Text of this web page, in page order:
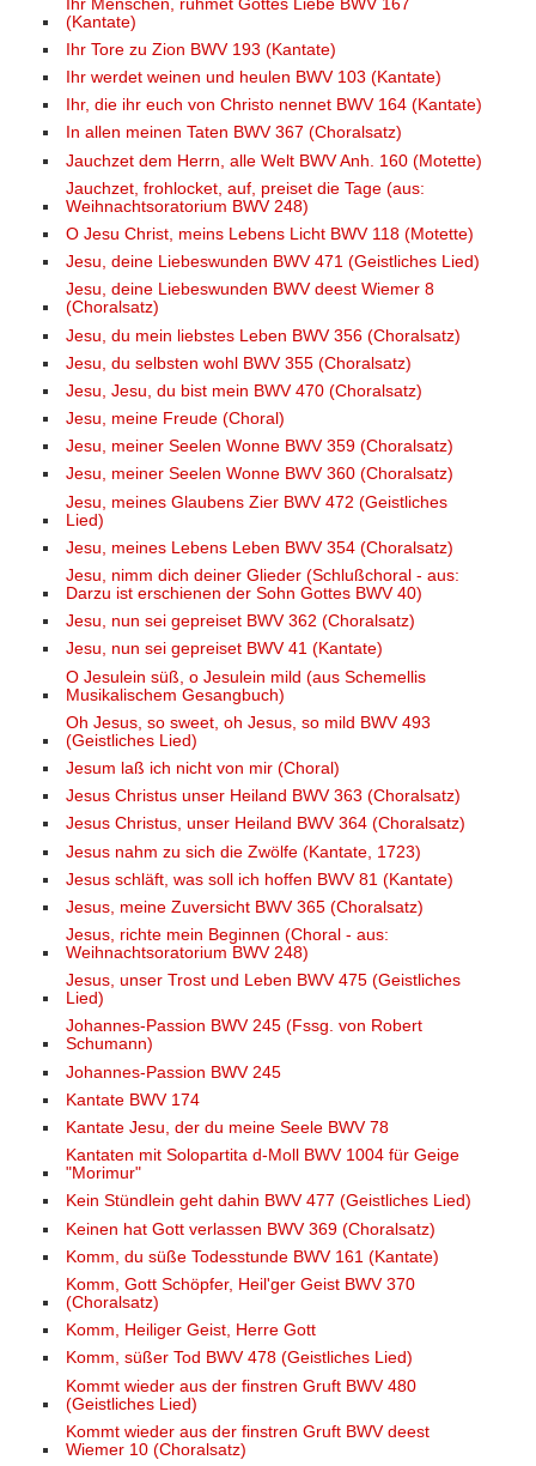
Ihr Menschen, rühmet Gottes Liebe BWV 167
(Kantate)
Ihr Tore zu Zion BWV 193 (Kantate)
Ihr werdet weinen und heulen BWV 103 (Kantate)
Ihr, die ihr euch von Christo nennet BWV 164 (Kantate)
In allen meinen Taten BWV 367 (Choralsatz)
Jauchzet dem Herrn, alle Welt BWV Anh. 160 (Motette)
Jauchzet, frohlocket, auf, preiset die Tage (aus:
Weihnachtsoratorium BWV 248)
O Jesu Christ, meins Lebens Licht BWV 118 (Motette)
Jesu, deine Liebeswunden BWV 471 (Geistliches Lied)
Jesu, deine Liebeswunden BWV deest Wiemer 8
(Choralsatz)
Jesu, du mein liebstes Leben BWV 356 (Choralsatz)
Jesu, du selbsten wohl BWV 355 (Choralsatz)
Jesu, Jesu, du bist mein BWV 470 (Choralsatz)
Jesu, meine Freude (Choral)
Jesu, meiner Seelen Wonne BWV 359 (Choralsatz)
Jesu, meiner Seelen Wonne BWV 360 (Choralsatz)
Jesu, meines Glaubens Zier BWV 472 (Geistliches
Lied)
Jesu, meines Lebens Leben BWV 354 (Choralsatz)
Jesu, nimm dich deiner Glieder (Schlußchoral - aus:
Darzu ist erschienen der Sohn Gottes BWV 40)
Jesu, nun sei gepreiset BWV 362 (Choralsatz)
Jesu, nun sei gepreiset BWV 41 (Kantate)
O Jesulein süß, o Jesulein mild (aus Schemellis
Musikalischem Gesangbuch)
Oh Jesus, so sweet, oh Jesus, so mild BWV 493
(Geistliches Lied)
Jesum laß ich nicht von mir (Choral)
Jesus Christus unser Heiland BWV 363 (Choralsatz)
Jesus Christus, unser Heiland BWV 364 (Choralsatz)
Jesus nahm zu sich die Zwölfe (Kantate, 1723)
Jesus schläft, was soll ich hoffen BWV 81 (Kantate)
Jesus, meine Zuversicht BWV 365 (Choralsatz)
Jesus, richte mein Beginnen (Choral - aus:
Weihnachtsoratorium BWV 248)
Jesus, unser Trost und Leben BWV 475 (Geistliches
Lied)
Johannes-Passion BWV 245 (Fssg. von Robert
Schumann)
Johannes-Passion BWV 245
Kantate BWV 174
Kantate Jesu, der du meine Seele BWV 78
Kantaten mit Solopartita d-Moll BWV 1004 für Geige
"Morimur"
Kein Stündlein geht dahin BWV 477 (Geistliches Lied)
Keinen hat Gott verlassen BWV 369 (Choralsatz)
Komm, du süße Todesstunde BWV 161 (Kantate)
Komm, Gott Schöpfer, Heil'ger Geist BWV 370
(Choralsatz)
Komm, Heiliger Geist, Herre Gott
Komm, süßer Tod BWV 478 (Geistliches Lied)
Kommt wieder aus der finstren Gruft BWV 480
(Geistliches Lied)
Kommt wieder aus der finstren Gruft BWV deest
Wiemer 10 (Choralsatz)